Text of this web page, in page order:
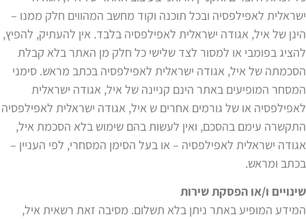
ישראלית לאפילפסיה ובכל תוכנה וקוד מחשב המהווים חלק ממנו –
הינן של איל, אגודה ישראלית לאפילפסיה בלבד. אין להעתיק, להפיץ,
להציג בפומבי או למסור לצד שלישי כל חלק מן האתר בלא קבלת
הסכמתה של איל, אגודה ישראלית לאפילפסיה בכתב מראש. סימני
המסחר המופיעים באתר הינם קניינה של איל, אגודה ישראלית
לאפילפסיה או של גורמים אחרים ש איל, אגודה ישראלית לאפילפסיה
התקשרה עימם בהסכם, ואין לעשות בהם שימוש בלא הסכמת איל,
אגודה ישראלית לאפילפסיה – או בעל הסימן המסחרי, לפי העניין –
בכתב ומראש.
שינויים ו/או הפסקת שירות
המידע המופיע באתר ניתן בלא תשלום. מסיבה זאת רשאית איל,